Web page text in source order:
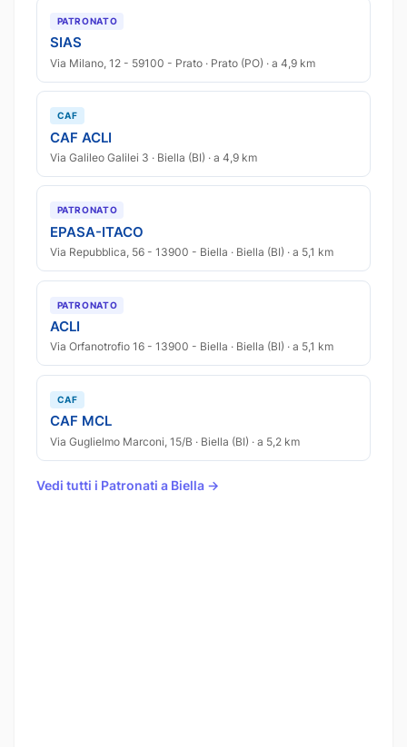
PATRONATO
SIAS
Via Milano, 12 - 59100 - Prato · Prato (PO) · a 4,9 km
CAF
CAF ACLI
Via Galileo Galilei 3 · Biella (BI) · a 4,9 km
PATRONATO
EPASA-ITACO
Via Repubblica, 56 - 13900 - Biella · Biella (BI) · a 5,1 km
PATRONATO
ACLI
Via Orfanotrofio 16 - 13900 - Biella · Biella (BI) · a 5,1 km
CAF
CAF MCL
Via Guglielmo Marconi, 15/B · Biella (BI) · a 5,2 km
Vedi tutti i Patronati a Biella →